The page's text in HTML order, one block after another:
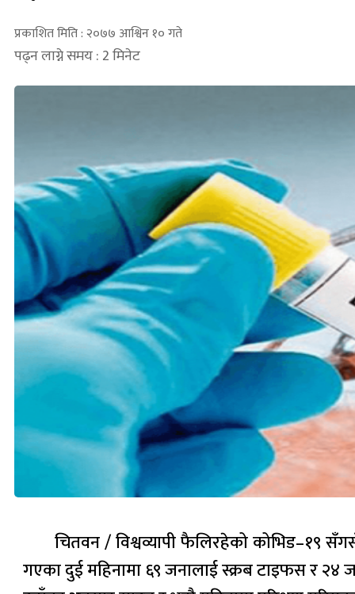
प्रकाशित मिति : २०७७ आश्विन १० गते
पढ्न लाग्ने समय : 2 मिनेट
चितवन / विश्वव्यापी फैलिरहेको कोभिड–१९
गएका दुई महिनामा ६९ जनालाई स्क्रब टाइफस र